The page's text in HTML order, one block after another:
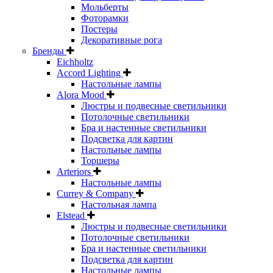
Мольберты
Фоторамки
Постеры
Декоративные рога
Бренды
Eichholtz
Accord Lighting
Настольные лампы
Alora Mood
Люстры и подвесные светильники
Потолочные светильники
Бра и настенные светильники
Подсветка для картин
Настольные лампы
Торшеры
Arteriors
Настольные лампы
Currey & Company
Настольная лампа
Elstead
Люстры и подвесные светильники
Потолочные светильники
Бра и настенные светильники
Подсветка для картин
Настольные лампы